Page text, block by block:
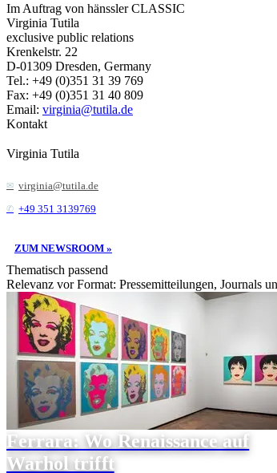
Im Auftrag von hänssler CLASSIC
Virginia Tutila
exclusive public relations
Krenkelstr. 22
D-01309 Dresden, Germany
Tel.: +49 (0)351 31 39 769
Fax: +49 (0)351 31 40 809
Email: virginia@tutila.de
Kontakt
Virginia Tutila
virginia@tutila.de
+49 351 3139769
ZUM NEWSROOM »
Thematisch passend
Relevanz vor Format: Pressemitteilungen, Journals
Ferrara: Wo Renaissance auf
Warhol trifft